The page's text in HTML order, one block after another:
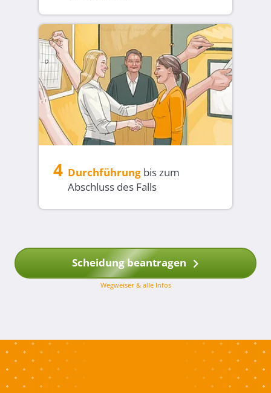
4 Durchführung bis zum
Abschluss des Falls
Scheidung beantragen
Wegweiser & alle Infos